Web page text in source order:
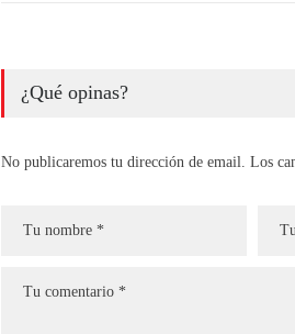
¿Qué opinas?
No publicaremos tu dirección de email. Los